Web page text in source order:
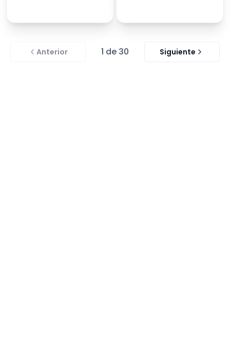
Anterior 1 de 30 Siguiente